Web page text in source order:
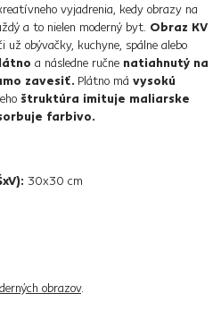
vyjadrenia, kedy obrazy na
a to nielen moderný byt. Obraz KV
už obývačky, kuchyne, spálne alebo
a následne ručne natiahnutý na
zavesiť. Plátno má vysokú
štruktúra imituje maliarske
farbivo.
30x30 cm
obrazov.